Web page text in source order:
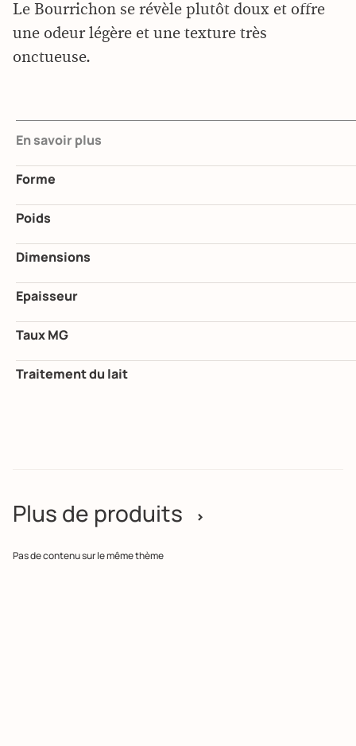
Le Bourrichon se révèle plutôt doux et offre
une odeur légère et une texture très
onctueuse.
En savoir plus
Forme
Poids
Dimensions
Epaisseur
Taux MG
Traitement du lait
Plus de produits >
Pas de contenu sur le même thème